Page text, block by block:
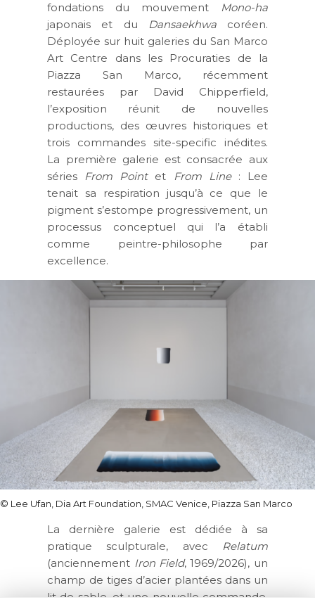
fondations du mouvement Mono-ha
japonais et du Dansaekhwacoréen.
Déployée sur huit galeries du San Marco
Art Centre dans les Procuraties de la
Piazza San Marco, récemment
restaurées par David Chipperfield,
l’exposition réunit de nouvelles
productions, des œuvres historiques et
trois commandes site-specific inédites.
La première galerie est consacrée aux
séries From Pointet From Line: Lee
tenait sa respiration jusqu’à ce que le
pigment s’estompe progressivement, un
processus conceptuel qui l’a établi
comme peintre-philosophe par
excellence.
© Lee Ufan, Dia Art Foundation, SMAC Venice, Piazza San Marco
La dernière galerie est dédiée à sa
pratique sculpturale, avec Relatum
(anciennement Iron Field, 1969/2026), un
champ de tiges d’acier plantées dans un
lit de sable, et une nouvelle commande,